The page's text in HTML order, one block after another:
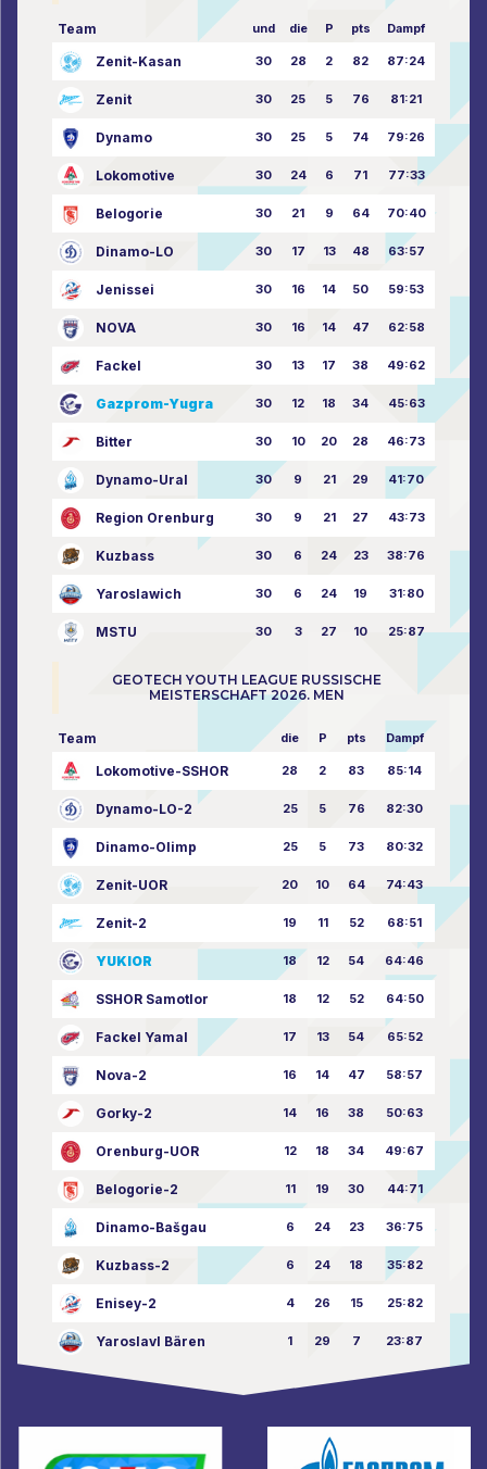
Team und die P pts Dampf
Zenit-Kasan 30 28 2 82 87:24
Zenit 30 25 5 76 81:21
Dynamo 30 25 5 74 79:26
Lokomotive 30 24 6 71 77:33
Belogorie 30 21 9 64 70:40
Dinamo-LO 30 17 13 48 63:57
Jenissei 30 16 14 50 59:53
NOVA 30 16 14 47 62:58
Fackel 30 13 17 38 49:62
Gazprom-Yugra 30 12 18 34 45:63
Bitter 30 10 20 28 46:73
Dynamo-Ural 30 9 21 29 41:70
Region Orenburg 30 9 21 27 43:73
Kuzbass 30 6 24 23 38:76
Yaroslawich 30 6 24 19 31:80
MSTU 30 3 27 10 25:87
GEOTECH YOUTH LEAGUE RUSSISCHE
MEISTERSCHAFT 2026. MEN
Team die P pts Dampf
Lokomotive-SSHOR 28 2 83 85:14
Dynamo-LO-2 25 5 76 82:30
Dinamo-Olimp 25 5 73 80:32
Zenit-UOR 20 10 64 74:43
Zenit-2 19 11 52 68:51
YUKIOR 18 12 54 64:46
SSHOR Samotlor 18 12 52 64:50
Fackel Yamal 17 13 54 65:52
Nova-2 16 14 47 58:57
Gorky-2 14 16 38 50:63
Orenburg-UOR 12 18 34 49:67
Belogorie-2 11 19 30 44:71
Dinamo-Bašgau 6 24 23 36:75
Kuzbass-2 6 24 18 35:82
Enisey-2 4 26 15 25:82
Yaroslavl Bären 1 29 7 23:87